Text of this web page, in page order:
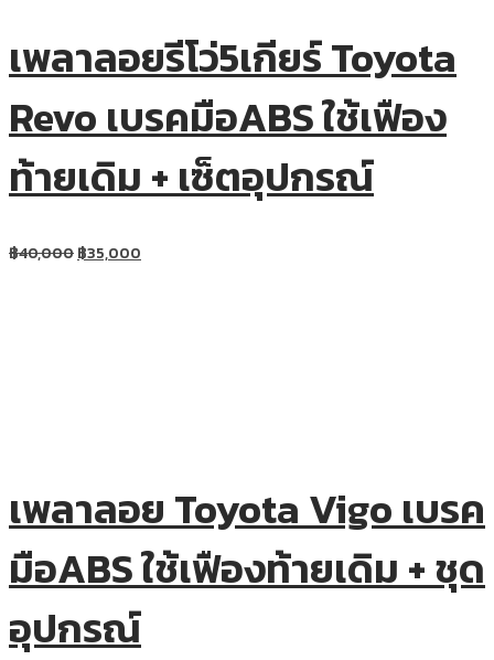
เพลาลอยรีโว่5เกียร์ Toyota
Revo เบรคมือABS ใช้เฟือง
ท้ายเดิม + เซ็ตอุปกรณ์
฿40,000฿35,000
เพลาลอย Toyota Vigo เบรค
มือABS ใช้เฟืองท้ายเดิม + ชุด
อุปกรณ์